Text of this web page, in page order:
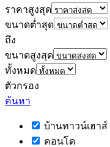
ราคาสูงสุด
ขนาดต่ำสุด
ถึง
ขนาดสูงสุด
ทั้งหมด
ตัวกรอง
ค้นหา
บ้านทาวน์เฮาส์
คอนโด